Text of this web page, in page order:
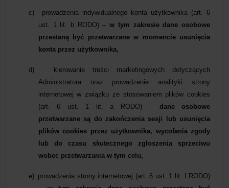
c) prowadzenia indywidualnego konta użytkownika (art. 6
ust. 1 lit. b RODO) –w tym zakresie dane osobowe
przestaną być przetwarzane w momencie usunięcia
konta przez użytkownika,
d)
kierowanie treści marketingowych dotyczących
Administratora oraz prowadzenie analityki strony
internetowej w związku ze stosowaniem plików cookies
(art. 6 ust. 1 lit. a RODO) – dane osobowe
przetwarzane są do zakończenia sesji lub usunięcia
plików cookies przez użytkownika, wycofania zgody
lub do czasu skutecznego zgłoszenia sprzeciwu
wobec przetwarzania w tym celu,
e) prowadzenia strony internetowej (art. 6 ust. 1 lit. f RODO)